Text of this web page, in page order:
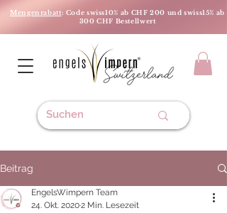
Mengenrabatt: Code swiss10% ab CHF 200 und swiss15% ab
300 CHF Bestellwert
Beitrag
EngelsWimpern Team
24. Okt. 20202 Min. Lesezeit